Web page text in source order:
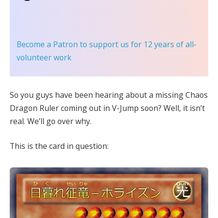
Become a Patron to support us for 12 years of all-
volunteer work
So you guys have been hearing about a missing Chaos
Dragon Ruler coming out in V-Jump soon? Well, it isn’t
real. We’ll go over why.
This is the card in question: